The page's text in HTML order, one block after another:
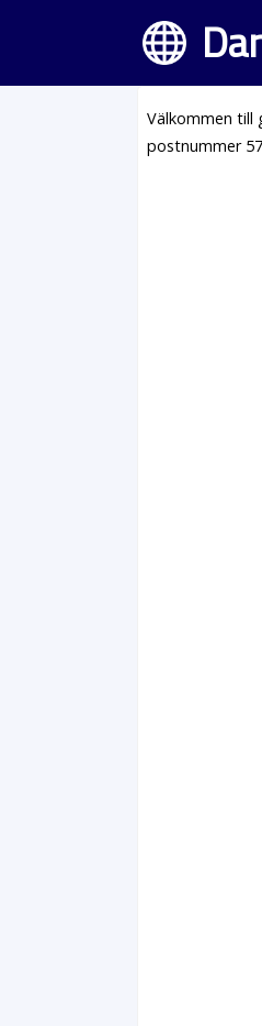
Välkommen till
postnummer